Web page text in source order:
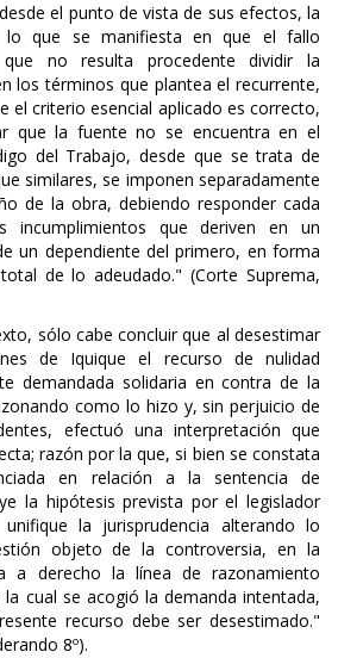
el punto de vista de sus efectos, la
lo que se manifiesta en que el fallo
que no resulta procedente dividir la
los términos que plantea el recurrente,
el criterio esencial aplicado es correcto,
que la fuente no se encuentra en el
del Trabajo, desde que se trata de
similares, se imponen separadamente
de la obra, debiendo responder cada
que deriven en un
un dependiente del primero, en forma
de lo adeudado." (Corte Suprema,
sólo cabe concluir que al desestimar
de Iquique el recurso de nulidad
demandada solidaria en contra de la
como lo hizo y, sin perjuicio de
efectuó una interpretación que
razón por la que, si bien se constata
en relación a la sentencia de
la hipótesis prevista por el legislador
la jurisprudencia alterando lo
objeto de la controversia, en la
a derecho la línea de razonamiento
cual se acogió la demanda intentada,
recurso debe ser desestimado."
8º).